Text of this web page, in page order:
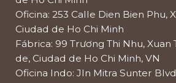
Oficina: 253 Calle Dien Bien Phu,
Ciudad de Ho Chi Minh
Fábrica: 99 Trương Thi Nhu, Xuan
de, Ciudad de Ho Chi Minh, VN
Oficina Indo: Jln Mitra Sunter Blvd